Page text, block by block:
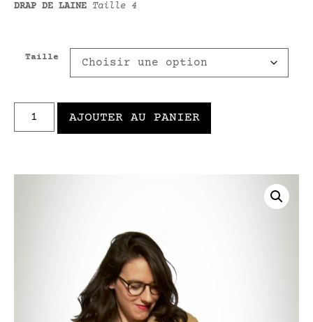
DRAP DE LAINE Taille 4
Taille
AJOUTER AU PANIER